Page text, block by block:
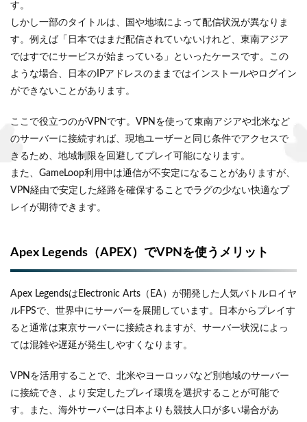
す。
しかし一部のタイトルは、国や地域によって配信状況が異なりま
す。例えば「日本ではまだ配信されていないけれど、東南アジア
ではすでにサービスが始まっている」といったケースです。この
ような場合、日本のIPアドレスのままではインストールやログイン
ができないことがあります。
ここで役立つのがVPNです。VPNを使って東南アジアや北米など
のサーバーに接続すれば、現地ユーザーと同じ条件でアクセスで
きるため、地域制限を回避してプレイ可能になります。
また、GameLoop利用中は通信が不安定になることがありますが、
VPN経由で安定した経路を確保することでラグの少ない快適なプ
レイが期待できます。
Apex Legends（APEX）でVPNを使うメリット
Apex LegendsはElectronic Arts（EA）が開発した人気バトルロイヤ
ルFPSで、世界中にサーバーを展開しています。日本からプレイす
ると通常は東京サーバーに接続されますが、サーバー状況によっ
ては混雑や遅延が発生しやすくなります。
VPNを活用することで、北米やヨーロッパなど別地域のサーバー
に接続でき、より安定したプレイ環境を選択することが可能で
す。また、海外サーバーは日本よりも競技人口が多い場合があ